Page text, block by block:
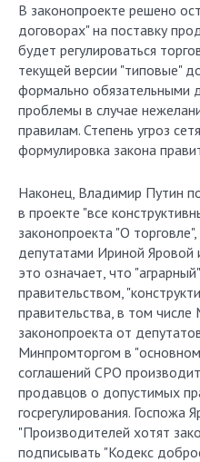
В законопроекте решено
договорах" на поставку
будет регулироваться
текущей версии "типовые"
формально обязательными
проблемы в случае
правилам. Степень угроз
формулировка закона
Наконец, Владимир Путин
в проекте "все
законопроекта "О
депутатами Ириной Яровой
это означает, что
правительством,
правительства, в том числе
законопроекта от
Минпромторгом в
соглашений СРО
продавцов о допустимых
госрегулирования. Госпожа
"Производителей хотят
подписывать "Кодекс